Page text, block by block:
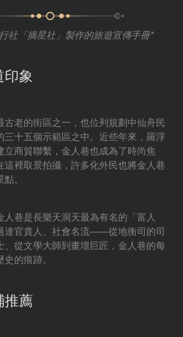
社「摘星社」製作的旅遊宣傳手冊*
象
古老的街區之一，也位列規劃中仙舟民
三十五個示範區之中。近些年來，羅浮
立商貿聯繫，金人巷也成為了時尚焦
這裡取景拍攝，許多化外民也將金人巷
。
人巷是長樂天洞天最為有名的「富人
達官貴人、社會名流——從地衡司的司
、從文學大師到畫壇巨匠，金人巷的每
的痕跡。
推薦